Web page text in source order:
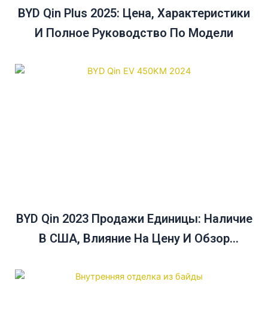
BYD Qin Plus 2025: Цена, Характеристики
И Полное Руководство По Модели
BYD Qin 2023 Продажи Единицы: Наличие
В США, Влияние На Цену И Обзор